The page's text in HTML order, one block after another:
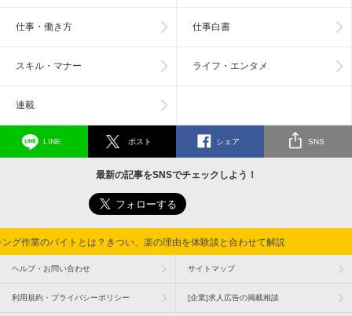
仕事・働き方 仕事白書
スキル・マナー ライフ・エンタメ
連載
LINE ポスト シェア SNS
最新の記事をSNSでチェックしよう！
ング作業のバイトとは？きつい、楽の理由を体験談と合わせて解説
ヘルプ・お問い合わせ サイトマップ
利用規約・プライバシーポリシー [企業]求人広告の掲載相談